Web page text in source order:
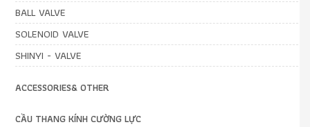
BALL VALVE
SOLENOID VALVE
SHINYI - VALVE
ACCESSORIES& OTHER
CẦU THANG KÍNH CƯỜNG LỰC